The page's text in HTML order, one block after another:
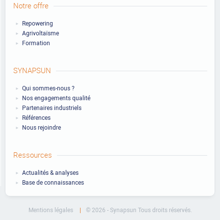
Notre offre
Repowering
Agrivoltaïsme
Formation
SYNAPSUN
Qui sommes-nous ?
Nos engagements qualité
Partenaires industriels
Références
Nous rejoindre
Ressources
Actualités & analyses
Base de connaissances
Mentions légales © 2026 - Synapsun Tous droits réservés.